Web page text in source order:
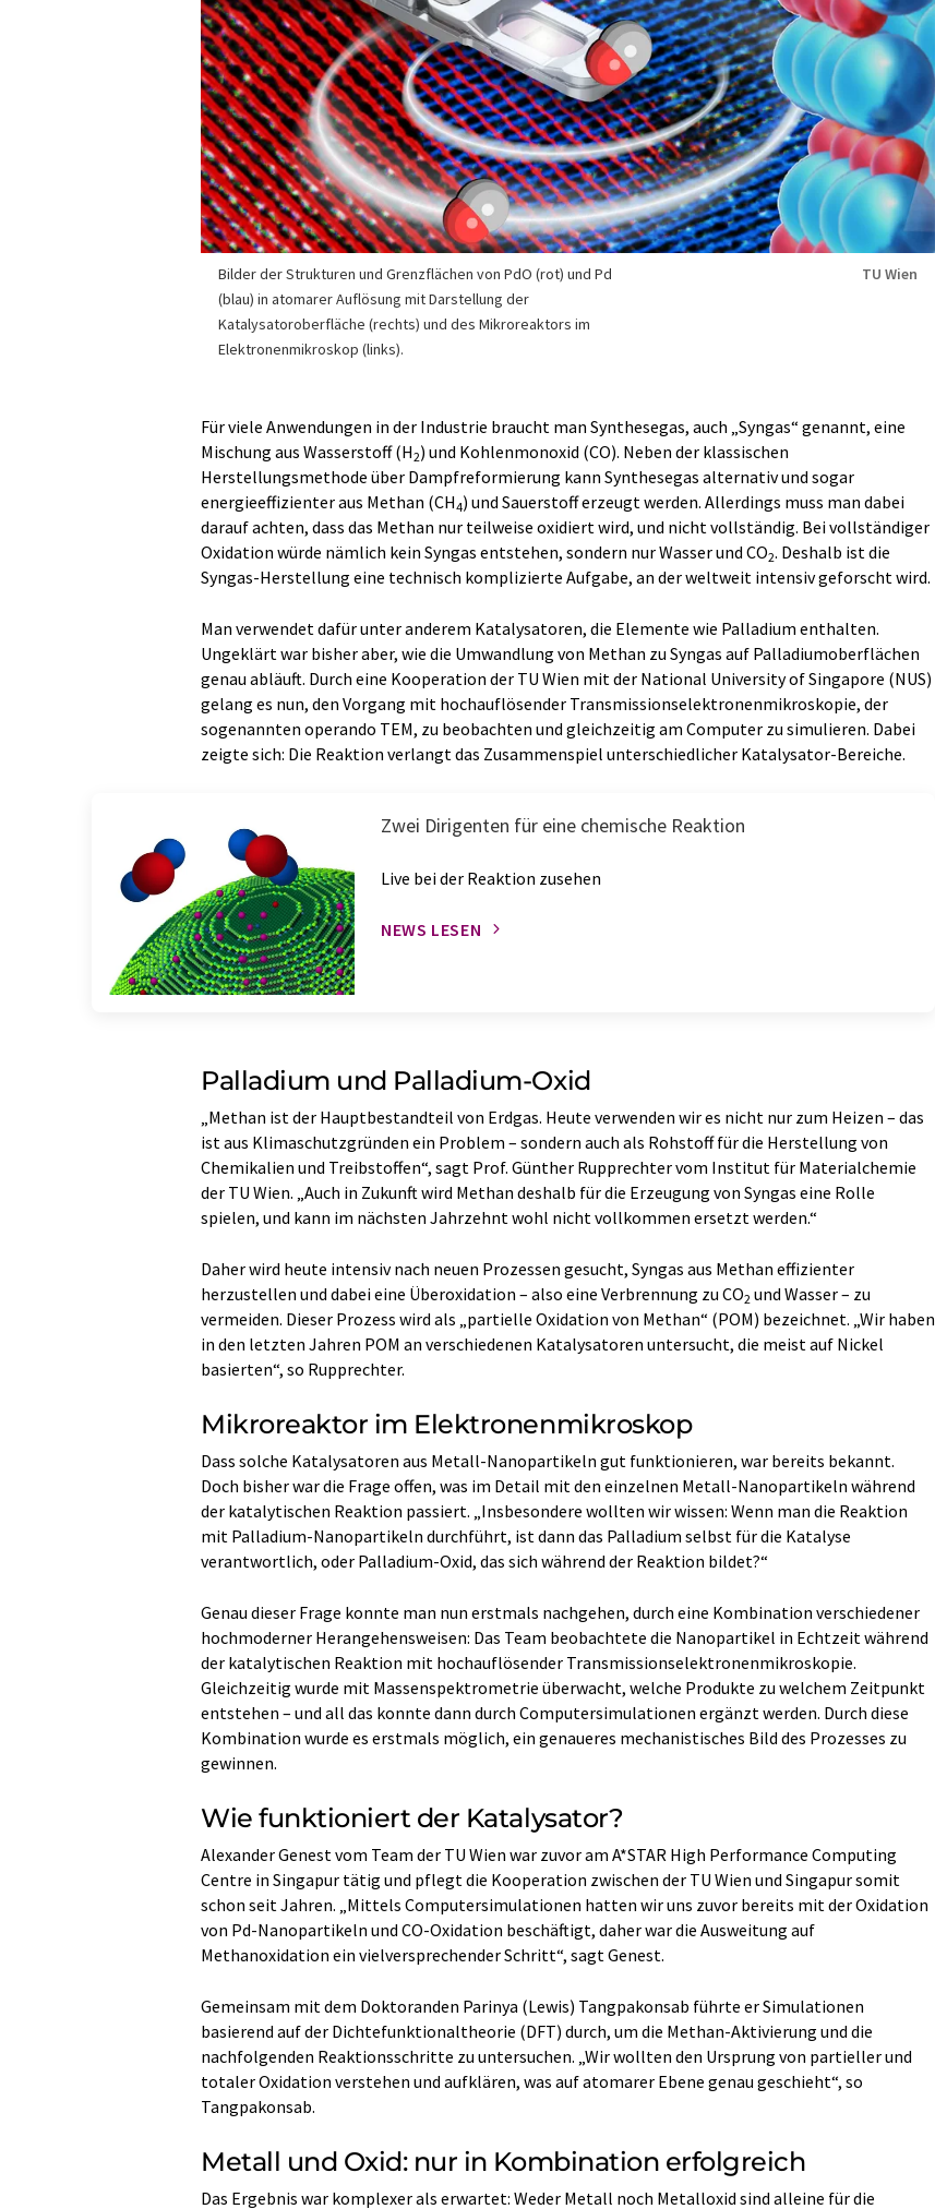
Bilder der Strukturen und Grenzflächen von PdO (rot) und Pd
(blau) in atomarer Auflösung mit Darstellung der
Katalysatoroberfläche (rechts) und des Mikroreaktors im
Elektronenmikroskop (links).
TU Wien
Für viele Anwendungen in der Industrie braucht man Synthesegas, auch „Syngas“ genannt, eine
Mischung aus Wasserstoff (H2) und Kohlenmonoxid (CO). Neben der klassischen
Herstellungsmethode über Dampfreformierung kann Synthesegas alternativ und sogar
energieeffizienter aus Methan (CH4) und Sauerstoff erzeugt werden. Allerdings muss man dabei
darauf achten, dass das Methan nur teilweise oxidiert wird, und nicht vollständig. Bei vollständiger
Oxidation würde nämlich kein Syngas entstehen, sondern nur Wasser und CO2. Deshalb ist die
Syngas-Herstellung eine technisch komplizierte Aufgabe, an der weltweit intensiv geforscht wird.
Man verwendet dafür unter anderem Katalysatoren, die Elemente wie Palladium enthalten.
Ungeklärt war bisher aber, wie die Umwandlung von Methan zu Syngas auf Palladiumoberflächen
genau abläuft. Durch eine Kooperation der TU Wien mit der National University of Singapore (NUS)
gelang es nun, den Vorgang mit hochauflösender Transmissionselektronenmikroskopie, der
sogenannten operando TEM, zu beobachten und gleichzeitig am Computer zu simulieren. Dabei
zeigte sich: Die Reaktion verlangt das Zusammenspiel unterschiedlicher Katalysator-Bereiche.
Zwei Dirigenten für eine chemische Reaktion
Live bei der Reaktion zusehen
NEWS LESEN
Palladium und Palladium-Oxid
„Methan ist der Hauptbestandteil von Erdgas. Heute verwenden wir es nicht nur zum Heizen – das
ist aus Klimaschutzgründen ein Problem – sondern auch als Rohstoff für die Herstellung von
Chemikalien und Treibstoffen“, sagt Prof. Günther Rupprechter vom Institut für Materialchemie
der TU Wien. „Auch in Zukunft wird Methan deshalb für die Erzeugung von Syngas eine Rolle
spielen, und kann im nächsten Jahrzehnt wohl nicht vollkommen ersetzt werden.“
Daher wird heute intensiv nach neuen Prozessen gesucht, Syngas aus Methan effizienter
herzustellen und dabei eine Überoxidation – also eine Verbrennung zu CO2 und Wasser – zu
vermeiden. Dieser Prozess wird als „partielle Oxidation von Methan“ (POM) bezeichnet. „Wir haben
in den letzten Jahren POM an verschiedenen Katalysatoren untersucht, die meist auf Nickel
basierten“, so Rupprechter.
Mikroreaktor im Elektronenmikroskop
Dass solche Katalysatoren aus Metall-Nanopartikeln gut funktionieren, war bereits bekannt.
Doch bisher war die Frage offen, was im Detail mit den einzelnen Metall-Nanopartikeln während
der katalytischen Reaktion passiert. „Insbesondere wollten wir wissen: Wenn man die Reaktion
mit Palladium-Nanopartikeln durchführt, ist dann das Palladium selbst für die Katalyse
verantwortlich, oder Palladium-Oxid, das sich während der Reaktion bildet?“
Genau dieser Frage konnte man nun erstmals nachgehen, durch eine Kombination verschiedener
hochmoderner Herangehensweisen: Das Team beobachtete die Nanopartikel in Echtzeit während
der katalytischen Reaktion mit hochauflösender Transmissionselektronenmikroskopie.
Gleichzeitig wurde mit Massenspektrometrie überwacht, welche Produkte zu welchem Zeitpunkt
entstehen – und all das konnte dann durch Computersimulationen ergänzt werden. Durch diese
Kombination wurde es erstmals möglich, ein genaueres mechanistisches Bild des Prozesses zu
gewinnen.
Wie funktioniert der Katalysator?
Alexander Genest vom Team der TU Wien war zuvor am A*STAR High Performance Computing
Centre in Singapur tätig und pflegt die Kooperation zwischen der TU Wien und Singapur somit
schon seit Jahren. „Mittels Computersimulationen hatten wir uns zuvor bereits mit der Oxidation
von Pd-Nanopartikeln und CO-Oxidation beschäftigt, daher war die Ausweitung auf
Methanoxidation ein vielversprechender Schritt“, sagt Genest.
Gemeinsam mit dem Doktoranden Parinya (Lewis) Tangpakonsab führte er Simulationen
basierend auf der Dichtefunktionaltheorie (DFT) durch, um die Methan-Aktivierung und die
nachfolgenden Reaktionsschritte zu untersuchen. „Wir wollten den Ursprung von partieller und
totaler Oxidation verstehen und aufklären, was auf atomarer Ebene genau geschieht“, so
Tangpakonsab.
Metall und Oxid: nur in Kombination erfolgreich
Das Ergebnis war komplexer als erwartet: Weder Metall noch Metalloxid sind alleine für die